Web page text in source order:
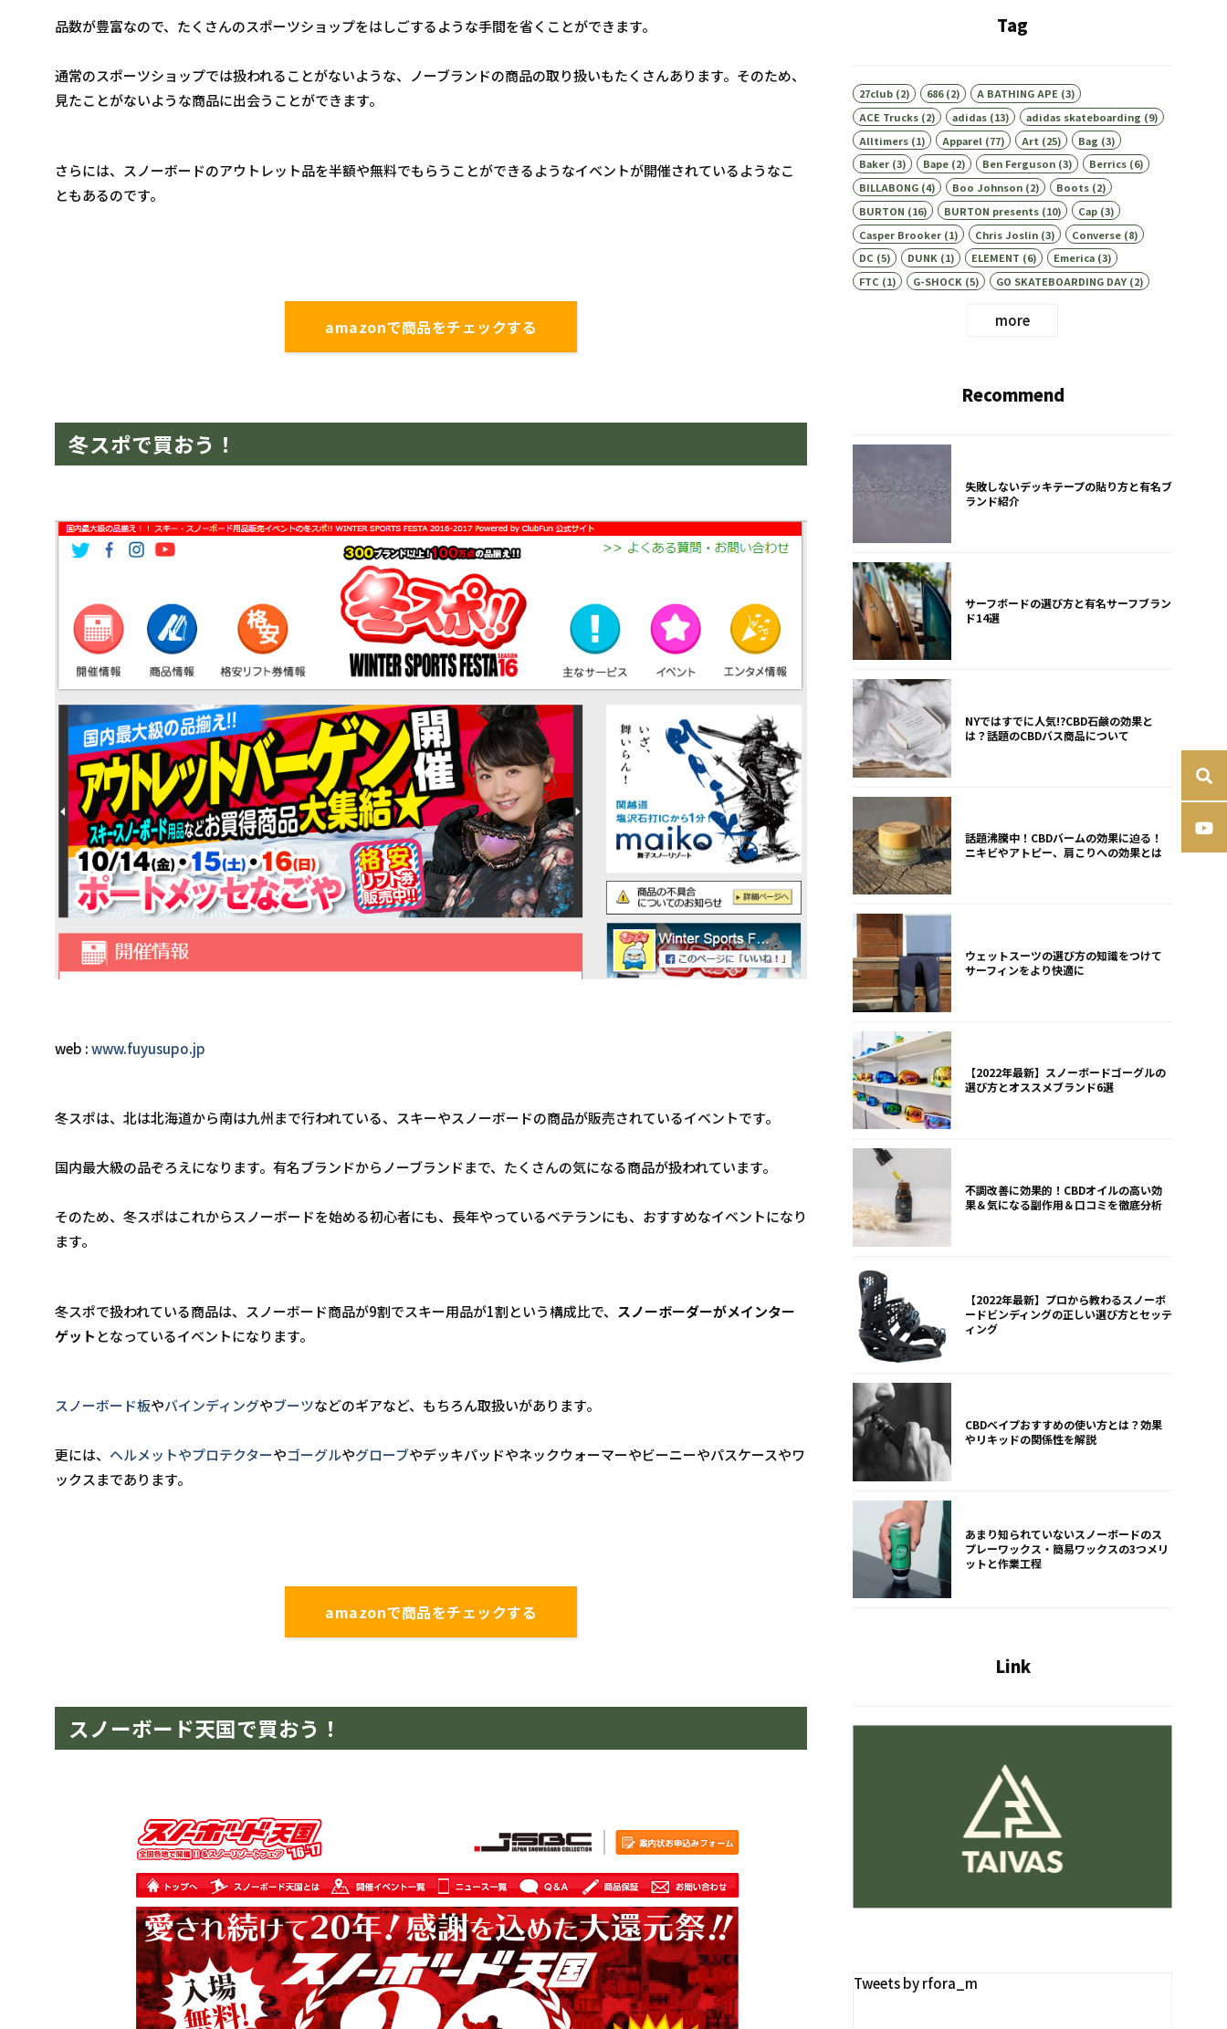
品数が豊富なので、たくさんのスポーツショップをはしごするような手間を省くことができます。
通常のスポーツショップでは扱われることがないような、ノーブランドの商品の取り扱いもたくさんあります。そのため、
見たことがないような商品に出会うことができます。
さらには、スノーボードのアウトレット品を半額や無料でもらうことができるようなイベントが開催されているようなこ
ともあるのです。
amazonで商品をチェックする
冬スポで買おう！
web : www.fuyusupo.jp
冬スポは、北は北海道から南は九州まで行われている、スキーやスノーボードの商品が販売されているイベントです。
国内最大級の品ぞろえになります。有名ブランドからノーブランドまで、たくさんの気になる商品が扱われています。
そのため、冬スポはこれからスノーボードを始める初心者にも、長年やっているベテランにも、おすすめなイベントになり
ます。
冬スポで扱われている商品は、スノーボード商品が9割でスキー用品が1割という構成比で、 スノーボーダーがメインター
ゲット となっているイベントになります。
スノーボード板やバインディングやブーツなどのギアなど、もちろん取扱いがあります。
更には、 ヘルメットやプロテクターやゴーグルやグローブやデッキパッドやネックウォーマーやビーニーやパスケースやワ
ックスまであります。
amazonで商品をチェックする
スノーボード天国で買おう！
Tag
27club(2) 686(2) A BATHING APE(3)
ACE Trucks(2) adidas(13) adidas skateboarding (9)
Alltimers(1) Apparel (77) Art (25) Bag (3)
Baker(3) Bape(2) Ben Ferguson(3) Berrics(6)
BILLABONG(4) Boo Johnson(2) Boots(2)
BURTON (16) BURTON presents(10) Cap(3)
Casper Brooker(1) Chris Joslin(3) Converse(8)
DC (5) DUNK(1) ELEMENT (6) Emerica(3)
FTC (1) G-SHOCK (5) GO SKATEBOARDING DAY(2)
more
Recommend
失敗しないデッキテープの貼り方と有名ブ
ランド紹介
サーフボードの選び方と有名サーフブラン
ド14選
NYではすでに人気!?CBD石鹸の効果と
は？話題のCBDバス商品について
話題沸騰中！CBDバームの効果に迫る！
ニキビやアトピー、肩こりへの効果とは
ウェットスーツの選び方の知識をつけて
サーフィンをより快適に
【2022年最新】スノーボードゴーグルの
選び方とオススメブランド6選
不調改善に効果的！CBDオイルの高い効
果＆気になる副作用＆口コミを徹底分析
【2022年最新】プロから教わるスノーボ
ードビンディングの正しい選び方とセッテ
ィング
CBDベイプおすすめの使い方とは？効果
やリキッドの関係性を解説
あまり知られていないスノーボードのス
プレーワックス・簡易ワックスの3つメリ
ットと作業工程
Link
Tweets by rfora_m